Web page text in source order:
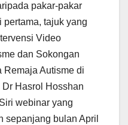
pakar-pakar
pertama, tajuk yang
Video
dan Sokongan
Remaja Autisme di
Hasrol Hosshan
webinar yang
sepanjang bulan April